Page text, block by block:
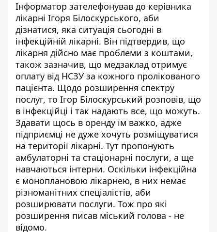
Інформатор зателефонував до керівника
лікарні Ігоря Білоскурського, аби
дізнатися, яка ситуація сьогодні в
інфекційній лікарні. Він підтвердив, що
лікарня дійсно має проблеми з коштами,
також зазначив, що медзаклад отримує
оплату від НСЗУ за кожного пролікованого
пацієнта. Щодо розширення спектру
послуг, то Ігор Білоскурський розповів, що
в інфекційці і так надають все, що можуть.
Здавати щось в оренду їм важко, адже
підприємці не дуже хочуть розміщуватися
на території лікарні. Тут пропонують
амбулаторні та стаціонарні послуги, а ще
навчаються інтерни. Оскільки інфекційна
є моноплановою лікарнею, в них немає
різноманітних спеціалістів, аби
розширювати послуги. Тож про які
розширення писав міський голова - не
відомо.